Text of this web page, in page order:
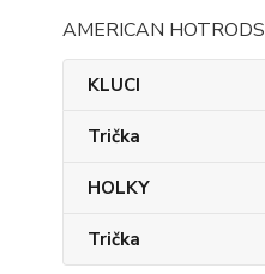
AMERICAN HOTRODS
KLUCI
Trička
HOLKY
Trička